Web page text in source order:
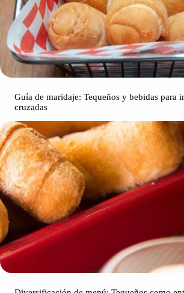
Guía de maridaje: Tequeños y bebidas para
cruzadas